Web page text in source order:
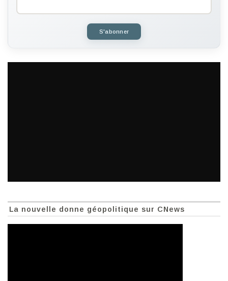
S'abonner
La nouvelle donne géopolitique sur CNews